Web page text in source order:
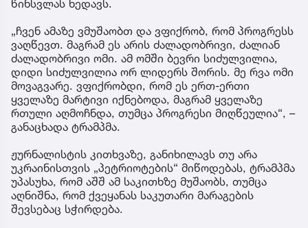
წინსვლას ხედავს.
„ჩვენ ამაზე ვმუშაობთ და ვფიქრობ, რომ პროგრესს
ვაღწევთ. მაგრამ ეს არის ძალადობრივი, ძალიან
ძალადობრივი ომი. ამ ომში ბევრი სიძულვილია,
დიდი სიძულვილია ორ ლიდერს შორის. მე რვა ომი
მოვაგვარე. ვფიქრობდი, რომ ეს ერთ-ერთი
ყველაზე მარტივი იქნებოდა, მაგრამ ყველაზე
რთული აღმოჩნდა, თუმცა პროგრესი მიღწეულია“, –
განაცხადა ტრამპმა.
ჟურნალისტის კითხვაზე, განიხილავს თუ არა
უკრაინისთვის „პეტრიოტების“ მიწოდებას, ტრამპმა
უპასუხა, რომ აშშ ამ საკითხზე მუშაობს, თუმცა
აღნიშნა, რომ ქვეყანას საკუთარი მარაგების
შევსებაც სჭირდება.